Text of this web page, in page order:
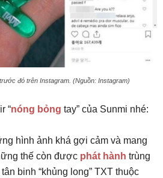
đó trên Instagram. (Nguồn: Instagram)
“nóng bỏng tay” của Sunmi nhé:
hình ảnh khá gợi cảm và mang
thế còn được phát hành trùng
binh “khủng long” TXT thuộc